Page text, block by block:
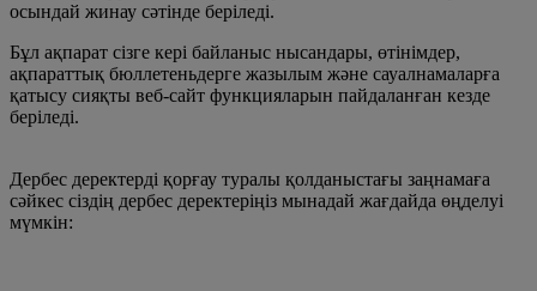
осындай жинау сәтінде беріледі.
Бұл ақпарат сізге кері байланыс нысандары, өтінімдер,
ақпараттық бюллетеньдерге жазылым және сауалнамаларға
қатысу сияқты веб-сайт функцияларын пайдаланған кезде
беріледі.
Дербес деректерді қорғау туралы қолданыстағы заңнамаға
сәйкес сіздің дербес деректеріңіз мынадай жағдайда өңделуі
мүмкін: